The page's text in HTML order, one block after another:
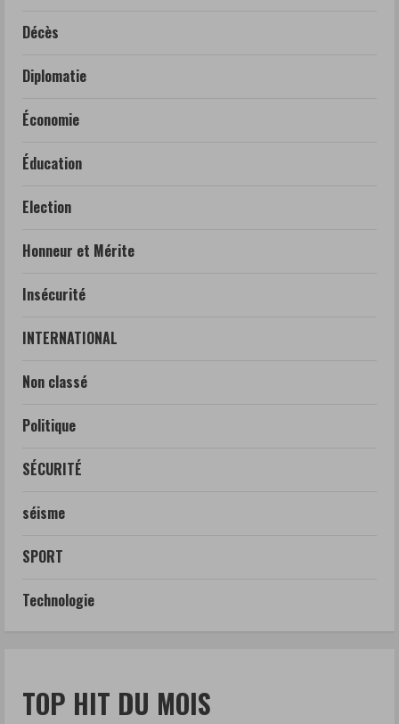
Décès
Diplomatie
Économie
Éducation
Election
Honneur et Mérite
Insécurité
INTERNATIONAL
Non classé
Politique
SÉCURITÉ
séisme
SPORT
Technologie
TOP HIT DU MOIS